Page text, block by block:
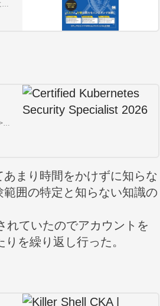
コンテナの安全を守るための基礎知識をこの1冊に！ リスクと対策を具体例と共に丁寧に解説 本書は、コンテナ開発で知っておくべきセキュリティの基礎知識をハンズオン形式で解説する書籍です。
<p>This course is specifically designed for the aspirants who intend to give the "<strong>Certified Kubernetes Security Specialist</strong>" <strong>certification </strong>as well as for individuals who intend to gain a strong foundation in Kubernetes Security.</p><p>One of the pre-requisites for the course is the candidate's prior understanding on the topics discussed in the CKA certification. </p><p>We begin the journey with setting up a Hardened Kubernetes cluster from absolute scratch and then the deep dive journey into various K8s + Security begins.</p><p>This course also has an exam preparation section with a series of practice tests to verify the candidate's understanding of the topics discussed and verify if the candidate is ready to give the official certification exams.</p><p>Keeping the standards high similar to other best-seller courses of Zeal, this course has a perfect balance, and every topic is explained in a simplified way with practical scenarios.</p><p>With tons of practicals, easy-to-understand videos, and a dedicated exam preparation section, this course is all you need to gain a deeper understanding of Kubernetes and ace the official Certified Kubernetes Security Specialist" certification.</p><p>With this exciting set of learnings and practicals, I look forward to seeing you in this course and be part of your journey into Kubernetes and getting CKS certified.</p>
まり時間をかけずに知らな
囲の特定と知らない知識の
れていたのでアカウントを
を繰り返し行った。